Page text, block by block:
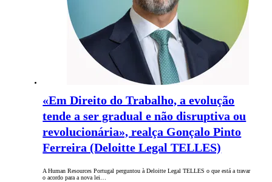
«Em Direito do Trabalho, a evolução
tende a ser gradual e não disruptiva ou
revolucionária», realça Gonçalo Pinto
Ferreira (Deloitte Legal TELLES)
A Human Resources Portugal perguntou à Deloitte Legal TELLES o que está a travar
o acordo para a nova lei…